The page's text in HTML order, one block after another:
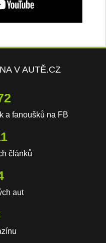
V AUTĚ.CZ
a fanoušků na FB
článků
aut